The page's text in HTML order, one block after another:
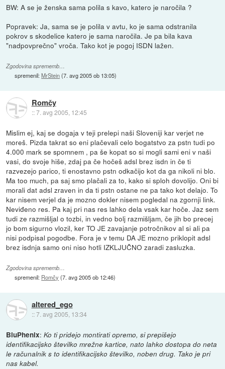
BW: A se je ženska sama polila s kavo, katero je naročila ?
Popravek: Ja, sama se je polila v avtu, ko je sama odstranila
pokrov s skodelice katero je sama naročila. Je pa bila kava
"nadpovprečno" vroča. Tako kot je pogoj ISDN lažen.
Zgodovina sprememb…
spremenil:MrStein(7. avg 2005 ob 13:05)
Romčy
::7. avg 2005, 12:45
Mislim ej, kaj se dogaja v teji prelepi naši Sloveniji kar verjet ne
moreš. Pizda takrat so eni plačevali celo bogatstvo za pstn tudi po
4.000 mark se spomnem , pa še kopat so si mogli sami eni v naši
vasi, do svoje hiše, zdaj pa če hočeš adsl brez isdn in če ti
razvezejo parico, ti enostavno pstn odkačijo kot da ga nikoli ni blo.
Ma too much, pa saj smo plačali za to, kako si sploh dovolijo. Oni bi
morali dat adsl zraven in da ti pstn ostane ne pa tako kot delajo. To
kar nisem verjel da je mozno dokler nisem pogledal na zgornji link.
Neviđeno res. Pa kaj pri nas res lahko dela vsak kar hoče. Jaz sem
tudi ze razmišljal o tozbi, in vedno bolj razmišljam, če jih bo precej
jo bom sigurno vlozil, ker TO JE zavajanje potročnikov al si ali pa
nisi podpisal pogodbe. Fora je v temu DA JE mozno priklopit adsl
brez isdnja samo oni niso hotli IZKLJUČNO zaradi zasluzka.
Zgodovina sprememb…
spremenil: Romčy (7. avg 2005 ob 12:46)
altered_ego
::7. avg 2005, 13:34
BluPhenix:Ko ti pridejo montirati opremo, si prepišejo
identifikacijsko številko mrežne kartice, nato lahko dostopa do neta
le računalnik s to identifikacijsko številko, noben drug. Tako je pri
nas kabel.